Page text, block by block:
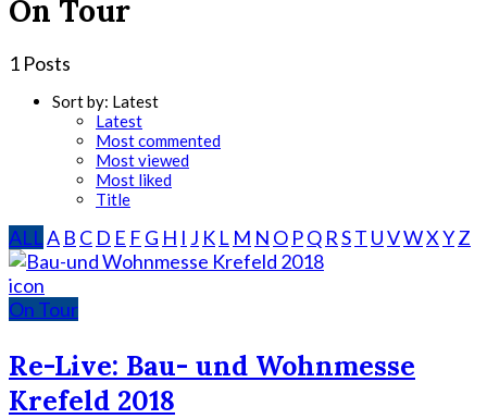
On Tour
1 Posts
Sort by: Latest
Latest
Most commented
Most viewed
Most liked
Title
ALLA B C D E F G H I J K L M N O PQ RST UVWXYZ
icon
On Tour
Re-Live: Bau- und Wohnmesse
Krefeld 2018